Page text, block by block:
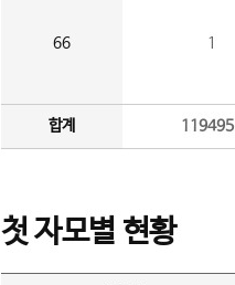
66 1
합계
첫 자모별 현황